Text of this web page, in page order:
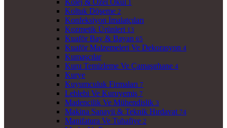
1
Koltuk Döşeme 2
Konfeksiyon İmalatçıları
Kozmetik Ürünleri 13
Kuaför Bay & Bayan 65
Kuaför Malzemeleri Ve Dekorasyon 4
Kumaşçılar
Kuru Temizleme Ve Çamaşırhane 4
Kurye
Kuyumculuk Firmaları 7
Leblebi Ve Kuruyemiş 7
Madencilik Ve Mühendislik 3
Makina Sanayii & Teknik Hırdavat 74
Manifatura Ve Tuhafiye 2